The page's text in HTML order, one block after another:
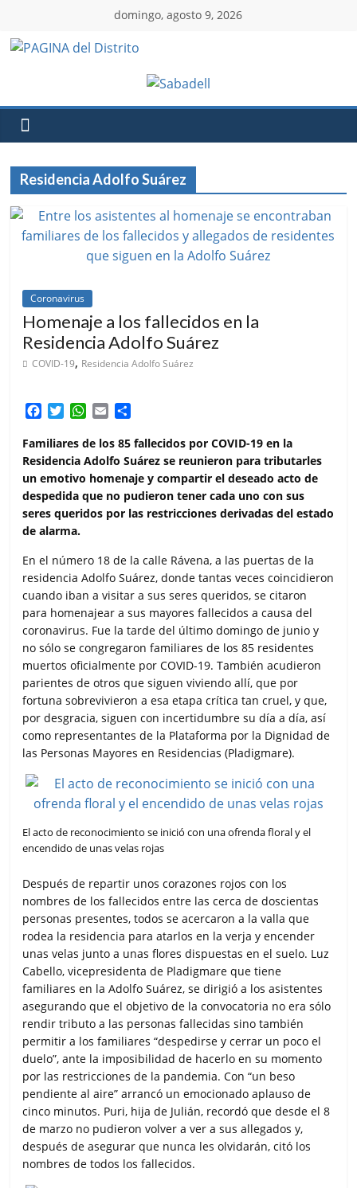
domingo, agosto 9, 2026
Residencia Adolfo Suárez
Coronavirus
Homenaje a los fallecidos en la
Residencia Adolfo Suárez
COVID-19, Residencia Adolfo Suárez
c
e
b
o
o
k
i
t
t
e
W
a
t
s
A
p
p
a
i
l
m
p
a
r
t
i
Familiares de los 85 fallecidos por COVID-19 en la
Residencia Adolfo Suárez se reunieron para tributarles
un emotivo homenaje y compartir el deseado acto de
despedida que no pudieron tener cada uno con sus
seres queridos por las restricciones derivadas del estado
de alarma.
En el número 18 de la calle Rávena, a las puertas de la
residencia Adolfo Suárez, donde tantas veces coincidieron
cuando iban a visitar a sus seres queridos, se citaron
para homenajear a sus mayores fallecidos a causa del
coronavirus. Fue la tarde del último domingo de junio y
no sólo se congregaron familiares de los 85 residentes
muertos oficialmente por COVID-19. También acudieron
parientes de otros que siguen viviendo allí, que por
fortuna sobrevivieron a esa etapa crítica tan cruel, y que,
por desgracia, siguen con incertidumbre su día a día, así
como representantes de la Plataforma por la Dignidad de
las Personas Mayores en Residencias (Pladigmare).
El acto de reconocimiento se inició con una ofrenda floral y el
encendido de unas velas rojas
Después de repartir unos corazones rojos con los
nombres de los fallecidos entre las cerca de doscientas
personas presentes, todos se acercaron a la valla que
rodea la residencia para atarlos en la verja y encender
unas velas junto a unas flores dispuestas en el suelo. Luz
Cabello, vicepresidenta de Pladigmare que tiene
familiares en la Adolfo Suárez, se dirigió a los asistentes
asegurando que el objetivo de la convocatoria no era sólo
rendir tributo a las personas fallecidas sino también
permitir a los familiares “despedirse y cerrar un poco el
duelo”, ante la imposibilidad de hacerlo en su momento
por las restricciones de la pandemia. Con “un beso
pendiente al aire” arrancó un emocionado aplauso de
cinco minutos. Puri, hija de Julián, recordó que desde el 8
de marzo no pudieron volver a ver a sus allegados y,
después de asegurar que nunca les olvidarán, citó los
nombres de todos los fallecidos.